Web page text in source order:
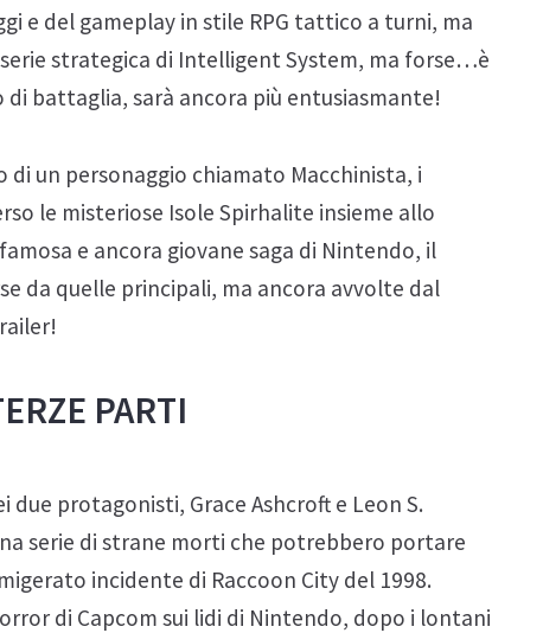
e del gameplay in stile RPG tattico a turni, ma
strategica di Intelligent System, ma forse…è
battaglia, sarà ancora più entusiasmante!
di un personaggio chiamato Macchinista, i
le misteriose Isole Spirhalite insieme allo
e ancora giovane saga di Nintendo, il
da quelle principali, ma ancora avvolte dal
PARTI
due protagonisti, Grace Ashcroft e Leon S.
serie di strane morti che potrebbero portare
incidente di Raccoon City del 1998.
di Capcom sui lidi di Nintendo, dopo i lontani